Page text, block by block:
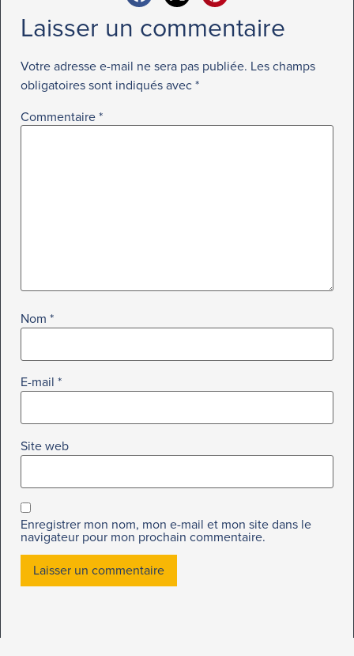
Laisser un commentaire
Votre adresse e-mail ne sera pas publiée. Les champs
obligatoires sont indiqués avec *
Commentaire *
Nom *
E-mail *
Site web
Enregistrer mon nom, mon e-mail et mon site dans le
navigateur pour mon prochain commentaire.